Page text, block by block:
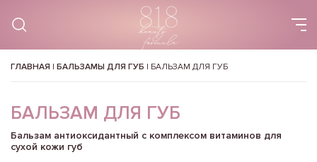
ГЛАВНАЯ | БАЛЬЗАМЫ ДЛЯ ГУБ | БАЛЬЗАМ ДЛЯ ГУБ
БАЛЬЗАМ ДЛЯ ГУБ
Бальзам антиоксидантный с комплексом витаминов для
сухой кожи губ